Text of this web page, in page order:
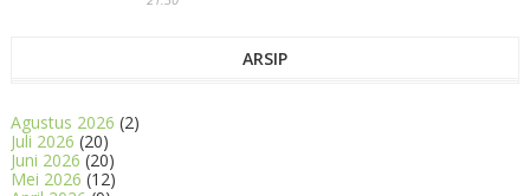
ARSIP
Agustus 2026 (2)
Juli 2026 (20)
Juni 2026 (20)
Mei 2026 (12)